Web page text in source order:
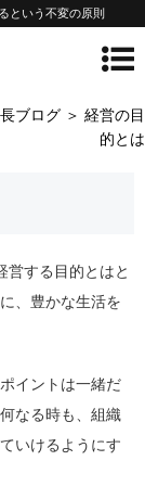
という不変の原則
ブログ ＞ 経営の目
的とは
営する目的とはと
、豊かな生活を
イントは一緒だ
なる時も、組織
いけるようにす